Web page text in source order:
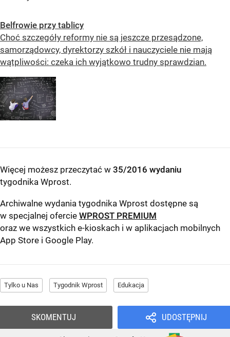
Belfrowie przy tablicy
Choć szczegóły reformy nie są jeszcze przesądzone,
samorządowcy, dyrektorzy szkół i nauczyciele nie mają
wątpliwości: czeka ich wyjątkowo trudny sprawdzian.
Więcej możesz przeczytać w 35/2016 wydaniu
tygodnika Wprost.
Archiwalne wydania tygodnika Wprost dostępne są
w specjalnej ofercie WPROST PREMIUM
oraz we wszystkich e-kioskach i w aplikacjach mobilnych
App Store i Google Play.
Tylko u Nas Tygodnik Wprost Edukacja
UDOSTĘPNIJ
SKOMENTUJ